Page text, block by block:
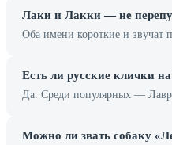
Лаки и Лакки — не
Оба имени короткие и звучат
Есть ли русские клички
Да. Среди популярных —
Можно ли звать собаку